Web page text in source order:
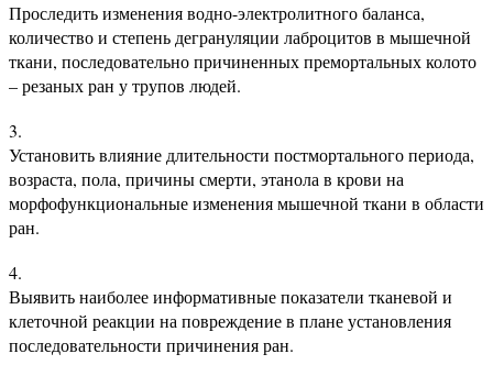
Проследить изменения водно-электролитного баланса,
количество и степень дегрануляции лаброцитов в мышечной
ткани, последовательно причиненных премортальных колото
– резаных ран у трупов людей.
Установить влияние длительности постмортального периода,
возраста, пола, причины смерти, этанола в крови на
морфофункциональные изменения мышечной ткани в области
ран.
Выявить наиболее информативные показатели тканевой и
клеточной реакции на повреждение в плане установления
последовательности причинения ран.